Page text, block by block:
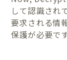
して認識され
要求される情
保護が必要です